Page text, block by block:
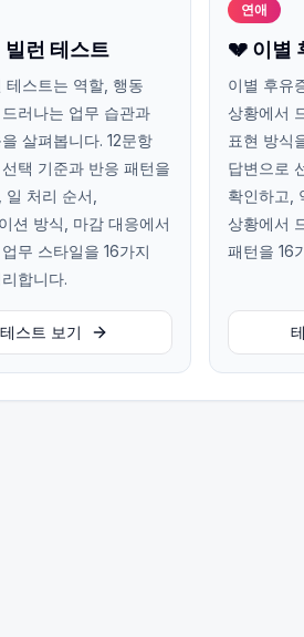
빌런 테스트
테스트는 역할, 행동
러나는 업무 습관과
살펴봅니다. 12문항
택 기준과 반응 패턴을
일 처리 순서,
션 방식, 마감 대응에서
무 스타일을 16가지
합니다.
테스트 보기
연애
💔 이별
이별 후유
상황에서
표현 방식
답변으로
확인하고,
상황에서
패턴을 16